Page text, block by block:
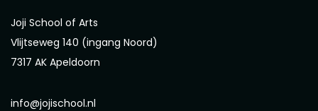
Joji School of Arts
Vlijtseweg 140 (ingang Noord)
7317 AK Apeldoorn
info@jojischool.nl